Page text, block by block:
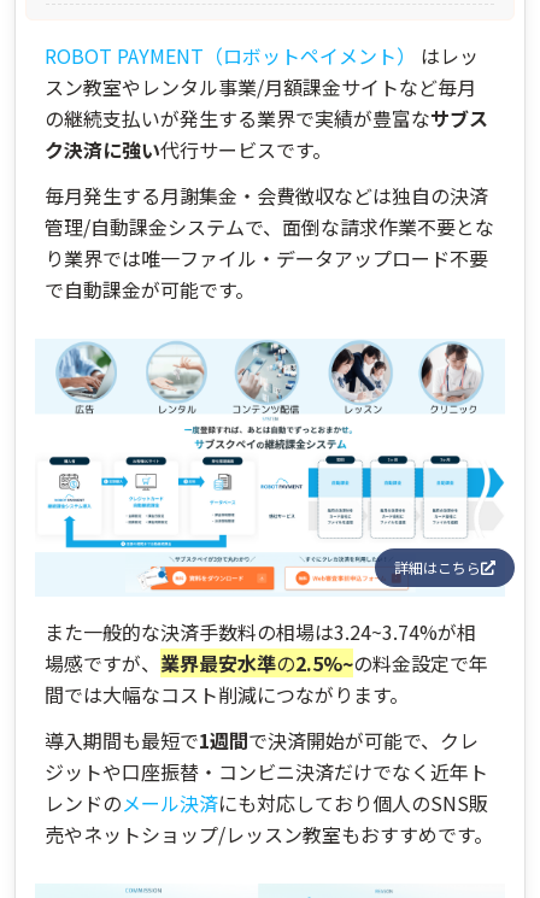
ROBOT PAYMENT（ロボットペイメント）
はレッ
スン教室やレンタル事業/月額課金サイトなど毎月
の継続支払いが発生する業界で実績が豊富なサブス
ク決済に強い代行サービスです。
毎月発生する月謝集金・会費徴収などは独自の決済
管理/自動課金システムで、面倒な請求作業不要とな
り業界では唯一ファイル・データアップロード不要
で自動課金が可能です。
詳細はこちら
また一般的な決済手数料の相場は3.24~3.74%が相
場感ですが、 業界最安水準の2.5%~の料金設定で年
間では大幅なコスト削減につながります。
導入期間も最短で1週間で決済開始が可能で、クレ
ジットや口座振替・コンビニ決済だけでなく近年ト
レンドのメール決済にも対応しており個人のSNS販
売やネットショップ/レッスン教室もおすすめです。